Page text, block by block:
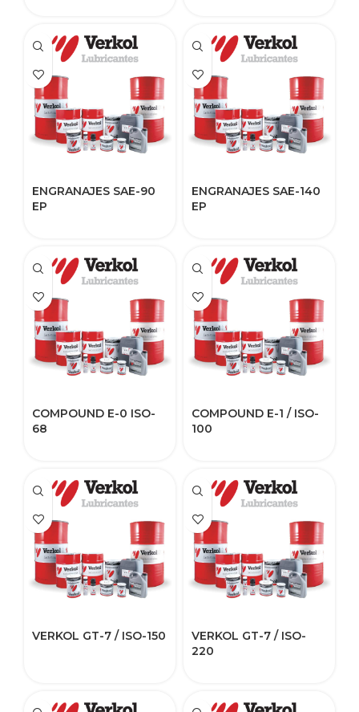
ENGRANAJES SAE-90
EP
ENGRANAJES SAE-140
EP
COMPOUND E-0 ISO-
68
COMPOUND E-1 / ISO-
100
VERKOL GT-7 / ISO-150
VERKOL GT-7 / ISO-
220